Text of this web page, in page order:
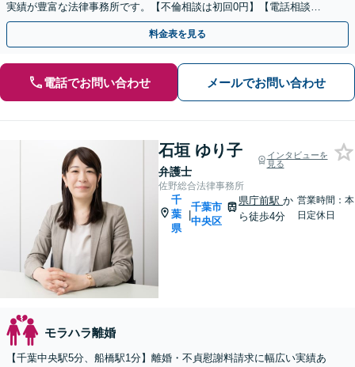
実績が豊富な法律事務所です。【不倫相談は初回0円】【電話相談で
ご契約まで対応可/来所不要】
料金表を見る
電話でお問い合わせ メールでお問い合わせ
石垣 ゆり子
弁護士
インタビューを
見る
佐野総合法律事務所
千
葉
県
|
千葉市
中央区
県庁前駅か
ら徒歩4分
営業時間：本
日定休日
モラハラ離婚
【千葉中央駅5分、船橋駅1分】離婚・不貞慰謝料請求に幅広い実績あ